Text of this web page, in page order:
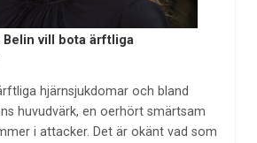
Belin vill bota ärftliga
hjärnsjukdomar och bland
huvudvärk, en oerhört smärtsam
i attacker. Det är okänt vad som